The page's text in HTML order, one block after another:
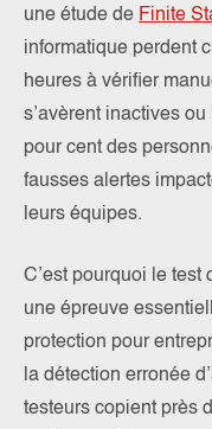
une étude de Finite
informatique perdent
heures à vérifier
s’avèrent inactives
pour cent des
fausses alertes
leurs équipes.
C’est pourquoi le test
une épreuve
protection pour
la détection erronée
testeurs copient près